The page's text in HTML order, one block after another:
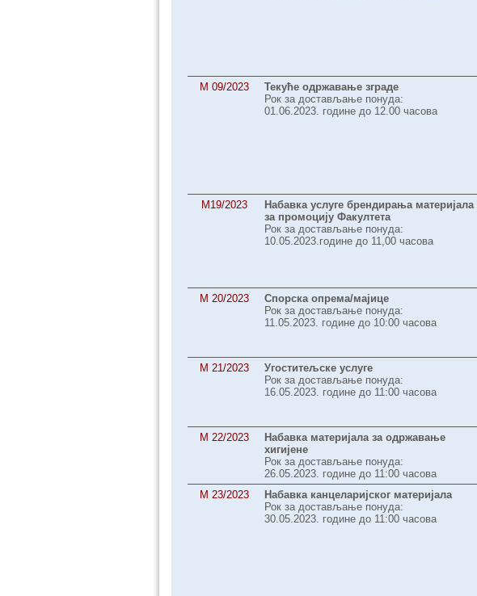
M 09/2023
Текуће одржавање зграде
Рок за достављање понуда:
01.06.2023. године до 12.00 часова
М19/2023
Набавка услуге брендирања материјала
за промоцију Факултета
Рок за достављање понуда:
10.05.2023.године до 11,00 часова
М 20/2023
Спорска опрема/мајице
Рок за достављање понуда:
11.05.2023. године до 10:00 часова
М 21/2023
Угоститељске услуге
Рок за достављање понуда:
16.05.2023. године до 11:00 часова
M 22/2023
Набавка материјала за одржавање
хигијене
Рок за достављање понуда:
26.05.2023. године до 11:00 часова
M 23/2023
Набавка канцеларијског материјала
Рок за достављање понуда:
30.05.2023. године до 11:00 часова